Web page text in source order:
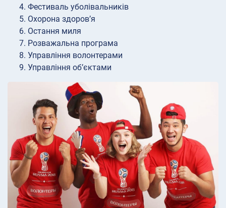
Фестиваль уболівальників
Охорона здоров’я
Остання миля
Розважальна програма
Управління волонтерами
Управління об’єктами